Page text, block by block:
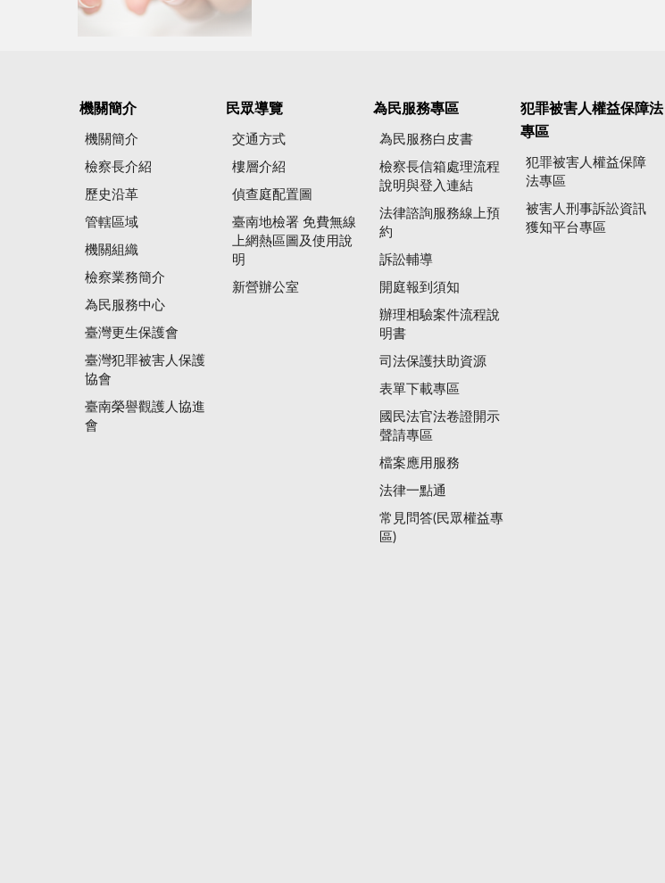
機關簡介
機關簡介
檢察長介紹
歷史沿革
管轄區域
機關組織
檢察業務簡介
為民服務中心
臺灣更生保護會
臺灣犯罪被害人保護
協會
臺南榮譽觀護人協進
會
民眾導覽
交通方式
樓層介紹
偵查庭配置圖
臺南地檢署 免費無線
上網熱區圖及使用說
明
新營辦公室
為民服務專區
為民服務白皮書
檢察長信箱處理流程
說明與登入連結
法律諮詢服務線上預
約
訴訟輔導
開庭報到須知
辦理相驗案件流程說
明書
司法保護扶助資源
表單下載專區
國民法官法卷證開示
聲請專區
檔案應用服務
法律一點通
常見問答(民眾權益專
區)
犯罪被害人權益保障法
專區
犯罪被害人權益保障
法專區
被害人刑事訴訟資訊
獲知平台專區